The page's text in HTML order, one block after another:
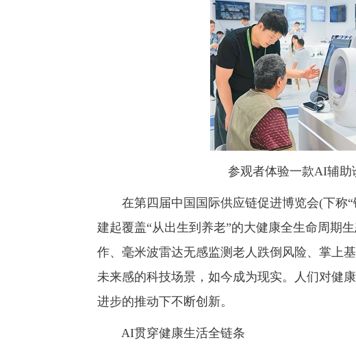
参观者体验一款AI辅
在第四届中国国际供应链促进博览会(下称“
建起覆盖“从出生到养老”的大健康全生命周期
作、毫米波雷达无感监测老人跌倒风险、掌
未来感的科技场景，如今成为现实。人们对健
进步的推动下不断创新。
AI贯穿健康生活全链条